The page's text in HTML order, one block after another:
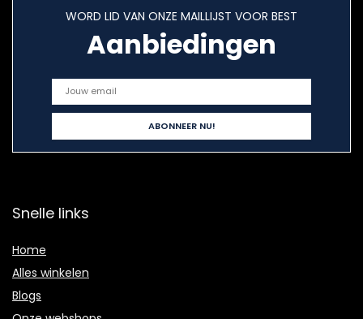
WORD LID VAN ONZE MAILLIJST VOOR BEST
Aanbiedingen
Snelle links
Home
Alles winkelen
Blogs